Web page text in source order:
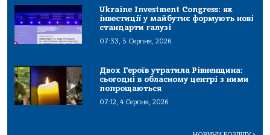
Ukraine Investment Congress: як
інвестиції у майбутнє формують нові
стандарти галузі
07:33, 5 Серпня, 2026
Двох Героїв утратила Рівненщина:
сьогодні в обласному центрі з ними
попрощаються
07:12, 4 Серпня, 2026